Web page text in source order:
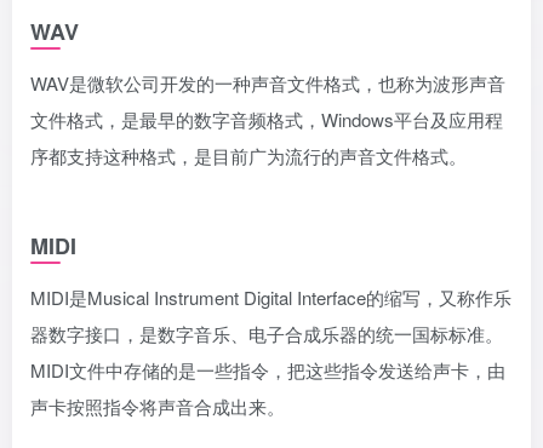
WAV
WAV是微软公司开发的一种声音文件格式，也称为波形声音
文件格式，是最早的数字音频格式，Windows平台及应用程
序都支持这种格式，是目前广为流行的声音文件格式。
MIDI
MIDI是Musical Instrument Digital Interface的缩写，又称作乐
器数字接口，是数字音乐、电子合成乐器的统一国标标准。
MIDI文件中存储的是一些指令，把这些指令发送给声卡，由
声卡按照指令将声音合成出来。